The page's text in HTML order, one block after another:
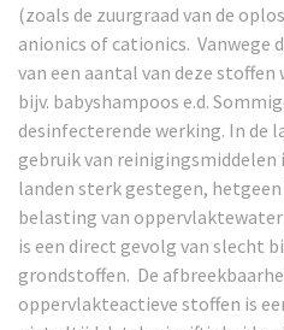
(zoals de zuurgraad van de
anionics of cationics. Vanwege
van een aantal van deze stoffen
bijv. babyshampoos e.d.
desinfecterende werking. In de
gebruik van reinigingsmiddelen
landen sterk gestegen,
belasting van
is een direct gevolg van slecht
grondstoffen. De
oppervlakteactieve stoffen is